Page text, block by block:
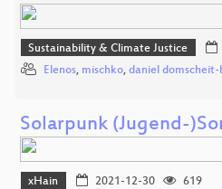
Sustainability & Climate Justice
Elenos, mischko, daniel domscheit-
Solarpunk (Jugend-
xHain 2021-12-30
619